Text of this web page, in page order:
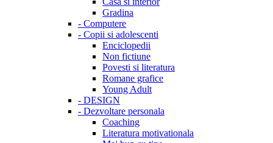
Gradina
- Computere
- Copii si adolescenti
Enciclopedii
Non fictiune
Povesti si literatura
Romane grafice
Young Adult
- DESIGN
- Dezvoltare personala
Coaching
Literatura motivationala